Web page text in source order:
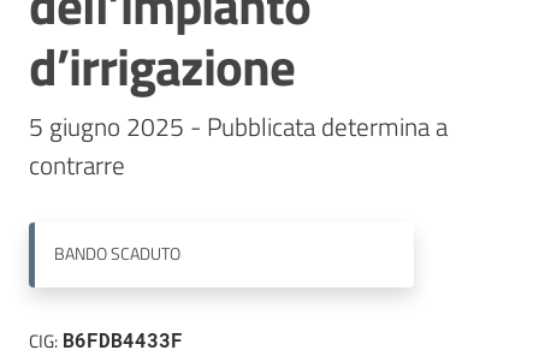
d’irrigazione
5 giugno 2025 - Pubblicata determina a
contrarre
BANDOSCADUTO
CIG: B6FDB4433F